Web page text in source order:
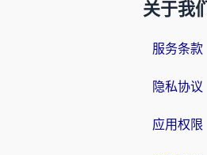
关于我们
服务条款
隐私协议
应用权限